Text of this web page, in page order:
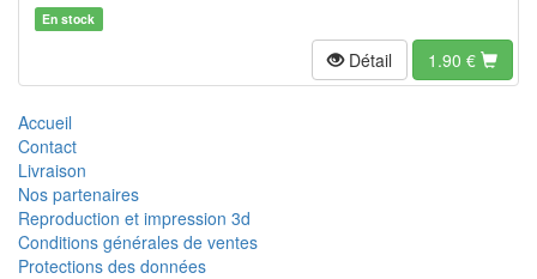
En stock
Détail 1.90 €
Accueil
Contact
Livraison
Nos partenaires
Reproduction et impression 3d
Conditions générales de ventes
Protections des données